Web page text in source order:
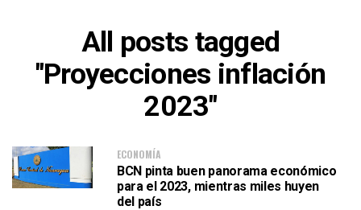
All posts tagged
"Proyecciones inflación
2023"
ECONOMÍA
BCN pinta buen panorama económico
para el 2023, mientras miles huyen
del país